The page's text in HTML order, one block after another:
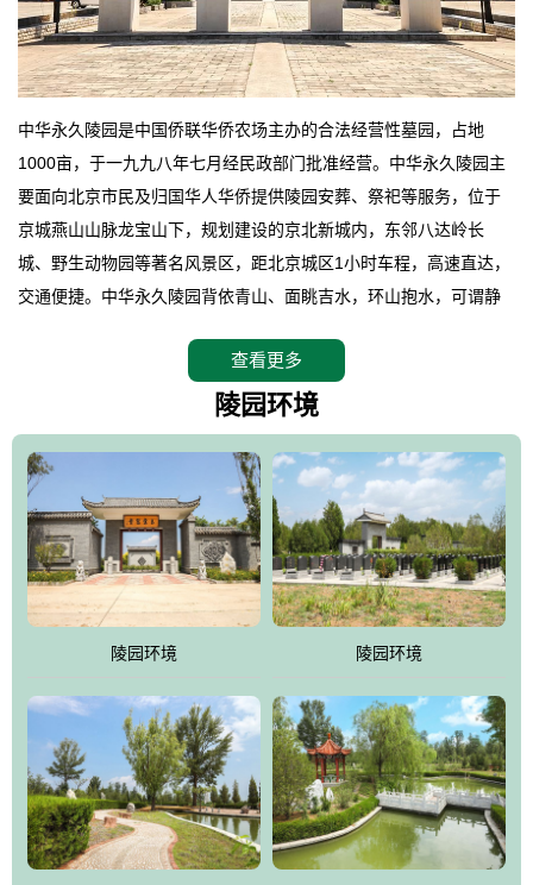
中华永久陵园是中国侨联华侨农场主办的合法经营性墓园，占地
1000亩，于一九九八年七月经民政部门批准经营。中华永久陵园主
要面向北京市民及归国华人华侨提供陵园安葬、祭祀等服务，位于
京城燕山山脉龙宝山下，规划建设的京北新城内，东邻八达岭长
城、野生动物园等著名风景区，距北京城区1小时车程，高速直达，
交通便捷。中华永久陵园背依青山、面眺吉水，环山抱水，可谓静
地。在总体设计上完全以中国传统文化作为前渠，由三条山脊环绕
而成，宛如一把太师椅，呈坐南朝北向，左青龙，右白虎，前朱
环绕挡住了外界的风吹，流动的生气遇到官厅的水又止住了，正好
符合山环水抱，藏风纳气的要求。中华永久陵园风景庄重典雅、气
势如宏，是华北地区最大的平川式墓园，陵园以皇家建筑风格为载
体吸取现代园林艺术之精华
查看更多
陵园环境
陵园环境 陵园环境